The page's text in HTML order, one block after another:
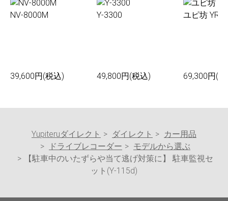
NV-8000M
39,600円(税込)
Y-3300
49,800円(税込)
ユピ坊 YR-
69,300円(
Yupiteruダイレクト ダイレクト
カー用品
ドライブレコーダー
モデルから選ぶ
【駐車中のいたずらや当て逃げ対策に】 駐車監視セ
ット(Y-115d)